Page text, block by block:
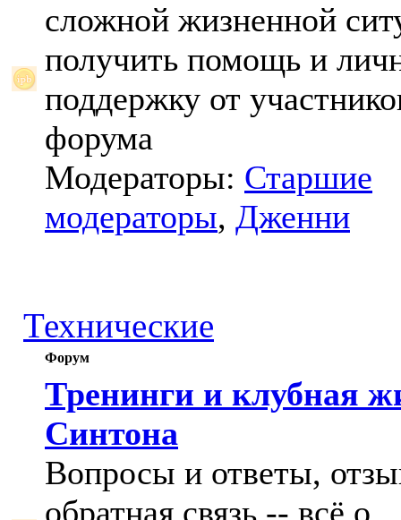
сложной жизненной
получить помощь и
поддержку от
форума
Модераторы: Старшие
модераторы, Дженни
Технические
Форум
Тренинги и клубная
Синтона
Вопросы и ответы,
обратная связь -- всё о